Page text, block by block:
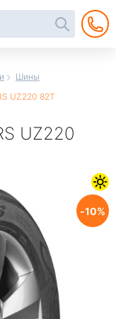
Шины
UZ220 82T
UZ220
10